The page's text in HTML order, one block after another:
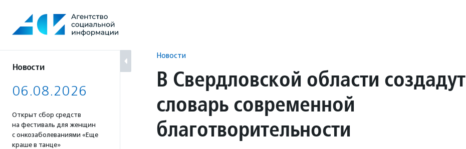
содержанию
Новости
06.08.2026
Открыт сбор средств
на фестиваль для женщин
с онкозаболеваниями «Еще
краше в танце»
Новости
В Свердловской области создадут
словарь современной
благотворительности